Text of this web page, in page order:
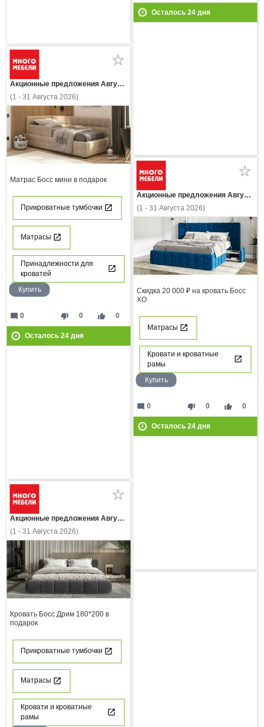
Осталось 24дня
Акционные предложения Августа
(1 - 31 Августа 2026)
Матрас Босс мини в подарок
Прикроватные тумбочки
Матрасы
Принадлежности для
кроватей
Купить
thumb_down 0 thumb_up 0
mode_comment 0
Осталось 24дня
Акционные предложения Августа
(1 - 31 Августа 2026)
Скидка 20 000 ₽ на кровать Босс
ХО
Матрасы
Кровати и кроватные
рамы
Купить
thumb_down 0 thumb_up 0
mode_comment 0
Осталось 24дня
Акционные предложения Августа
(1 - 31 Августа 2026)
Кровать Босс Дрим 180*200 в
подарок
Прикроватные тумбочки
Матрасы
Кровати и кроватные
рамы